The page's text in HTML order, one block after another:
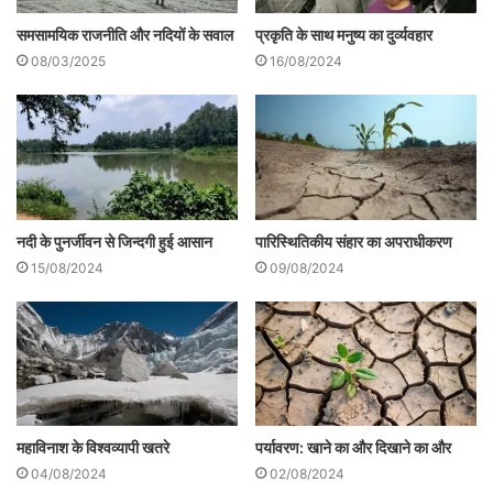
सारी आदिवासी परम्पराओं में मनुष्य और पक्षियों का
सनातन रिश्ता आज भी कायम है। उन्हें पूर्वजों की
आत्मा कहा गया जो बुरी आत्माओं से अपनी संतानों की
रक्षा भी करती हैं और उन्हें आने वाले अनिष्ट की
चेतावनी भी देती हैं। आदिवासी संस्कृतियों में जब तक
घर के छप्पर पर पक्षियों का कलरव नहीं गूँजे, घर में
किसी धार्मिक अनुष्ठान का आरम्भ नहीं होता।
हमारी संस्कृति में कई-कई देवताओं की कल्पना
प्रकृति और पर्यावरण के रूपक की तरह की गई है।
इसके सबसे बडे उदाहरण देवताओं में प्रथम पूज्य
गणेश हैं। गणेश का मस्तक हाथी का है। चूहे उनके
वाहन हैं। बैल नंदी उनका मित्र और अभिभावक।
समसामयिक राजनीति और नदियों के सवाल
08/03/2025
प्रकृति के साथ मनुष्य का दुर्व्यवहार
16/08/2024
नदी के पुनर्जीवन से जिन्दगी हुई आसान
15/08/2024
पारिस्थितिकीय संहार का अपराधीकरण
09/08/2024
महाविनाश के विश्वव्यापी खतरे
04/08/2024
पर्यावरण: खाने का और दिखाने का और
02/08/2024